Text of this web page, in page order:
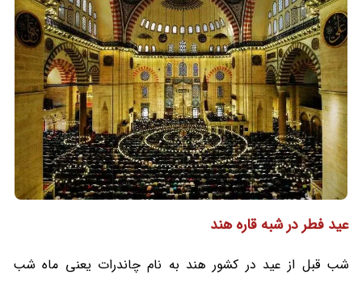
عید فطر در شبه قاره هند
شب قبل از عید در کشور هند به نام چاندرات یعنی ماه شب